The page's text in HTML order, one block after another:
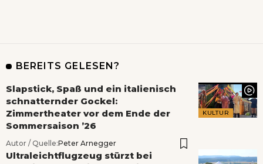
BEREITS GELESEN?
KULTUR
Slapstick, Spaß und ein italienisch
schnatternder Gockel:
Zimmertheater vor dem Ende der
Sommersaison ’26
Autor / Quelle:Peter Arnegger
Ultraleichtflugzeug stürzt bei